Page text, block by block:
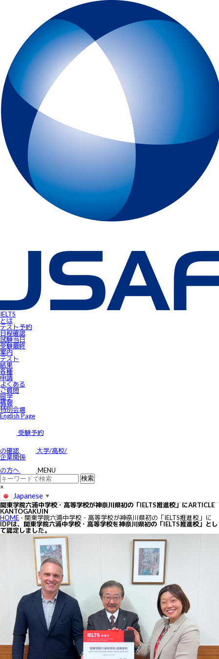
IELTS
とは
テスト予約
日程確認
試験当⽇
受験最終
案内
テスト
結果
各種
申請
よくある
ご質問
留学
情報
特別会場
English Page
受験予約
の確認
大学/高校/
企業関係
の方へ
MENU
×
Japanese ▼
関東学院六浦中学校・高等学校が神奈川県初の「IELTS推進校」にARTICLE
KANTOGAKUIN
HOME - 関東学院六浦中学校・高等学校が神奈川県初の「IELTS推進校」に
IDPは、関東学院六浦中学校・高等学校を神奈川県初の「IELTS推進校」とし
て認定しました。
トップページ
IELTSとは
初めてIELTSを受験する方
テスト予約
一般会場申込みページ
特別会場申込みページ
IELTS チャイルド・プロテクション・ポリシー（18歳未満の受験者対象
スピーキングテスト日時リクエスト
受験最終案内
各種申請
IELTSコンピューター版
IELTS One Skill Retake
チュートリアル動画
IELTS練習問題（コンピューター版）
キーボードと機能について
IELTSペーパー版
IELTS 練習問題（ペーパー版）
高校生の皆様へ
JSAF-IELTS 団体受験（特別会場実施）およびIELTSセミナー
IELTS推進校
JSAF-IELTS Academic Partner
IELTSティーチャー・トレーニング・コース
英語担当教員向け IELTS受験料助成制度
IELTSで移住・就職（ジェネラル・トレーニング・モジュールについて
IELTSのクオリティーと公平性の確保について
無料IELTSオンラインコース
James⼩⾕のIELTS必勝攻略㊙講座
IELTS Masterclass Webinar
ワンポイント・アドバイス動画
JSAF-IELTS Academic Supervisor
IELTSサクセスストーリー
IELTSオンラインセミナー
Prepare for IELTS
Book Your Test
Apply for IELTS at Public Venue
Request for Speaking Test Date/Time
Final Information
FAQ
Access
Results
IELTS東梅田｜JSAF-IELTS公式テストセンター 大阪（JP112）
IELTS京都｜JSAF-IELTS公式テストセンター 京都（JP112）
学部留学
語学留学
サイトマップ
アクセス
特定商取引に関する法律に基づく表示
個人情報の取り扱いについて
IELTSの個⼈情報の取り扱いについて
免責事項
利用規約